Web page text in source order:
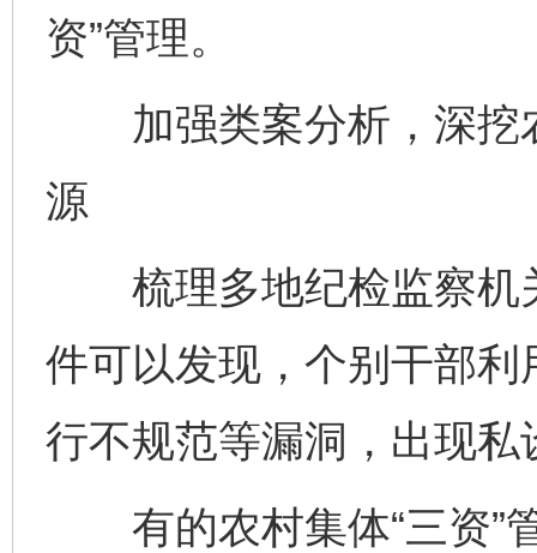
资”管理。
加强类案分析，深挖
源
梳理多地纪检监察机
件可以发现，个别干部利
行不规范等漏洞，出现私
有的农村集体“三资”